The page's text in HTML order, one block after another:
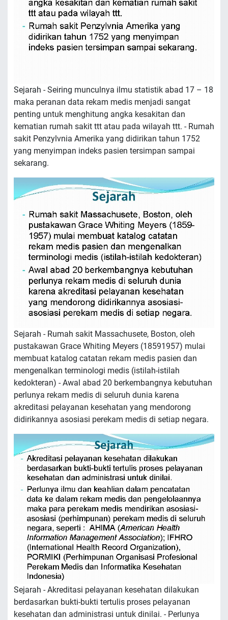
Sejarah - Seiring munculnya ilmu statistik abad 17 – 18
maka peranan data rekam medis menjadi sangat
penting untuk menghitung angka kesakitan dan
kematian rumah sakit ttt atau pada wilayah ttt. - Rumah
sakit Penzylvnia Amerika yang didirikan tahun 1752
yang menyimpan indeks pasien tersimpan sampai
sekarang.
Sejarah - Rumah sakit Massachusete, Boston, oleh
pustakawan Grace Whiting Meyers (18591957) mulai
membuat katalog catatan rekam medis pasien dan
mengenalkan terminologi medis (istilah-istilah
kedokteran) - Awal abad 20 berkembangnya kebutuhan
perlunya rekam medis di seluruh dunia karena
akreditasi pelayanan kesehatan yang mendorong
didirikannya asosiasi perekam medis di setiap negara.
Sejarah - Akreditasi pelayanan kesehatan dilakukan
berdasarkan bukti-bukti tertulis proses pelayanan
kesehatan dan administrasi untuk dinilai. - Perlunya